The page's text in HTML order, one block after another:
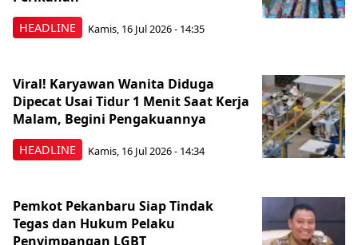
HEADLINE Kamis, 16 Jul 2026 - 14:35
HEADLINE
Viral! Karyawan Wanita Diduga
Dipecat Usai Tidur 1 Menit Saat Kerja
Malam, Begini Pengakuannya
Kamis, 16 Jul 2026 - 14:34
Pemkot Pekanbaru Siap Tindak
Tegas dan Hukum Pelaku
Penyimpangan LGBT